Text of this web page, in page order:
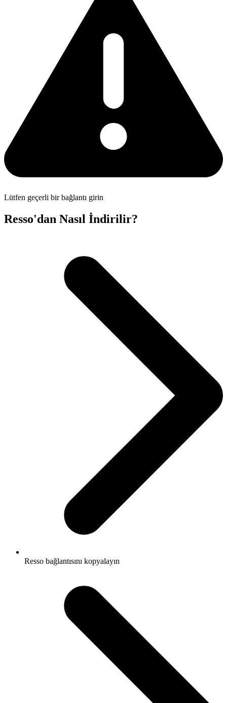
Lütfen geçerli bir bağlantı girin
Resso'dan Nasıl İndirilir?
Resso bağlantısını kopyalayın